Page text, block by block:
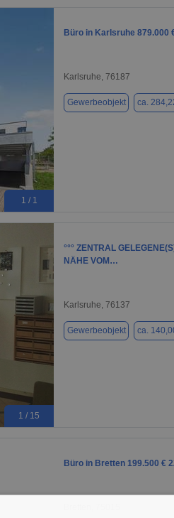
1 / 1
Büro in Karlsruhe 879.000
Karlsruhe, 76187
Gewerbeobjekt ca.
1 / 15
°°° ZENTRAL
NÄHE VOM…
Karlsruhe, 76137
Gewerbeobjekt ca.
Büro in Bretten 199.500 €